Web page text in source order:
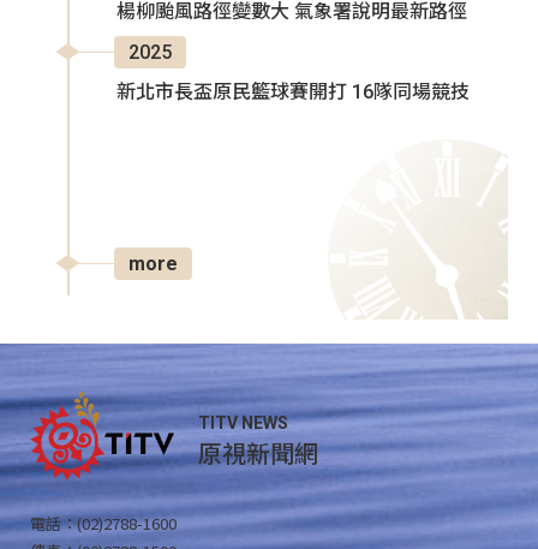
楊柳颱風路徑變數大 氣象署說明最新路徑
2025
新北市長盃原民籃球賽開打 16隊同場競技
more
TITV NEWS
原視新聞網
電話：(02)2788-1600